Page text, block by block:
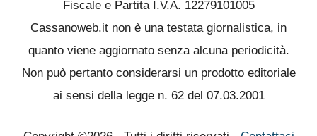
Fiscale e Partita I.V.A. 12279101005
Cassanoweb.it non è una testata giornalistica, in
quanto viene aggiornato senza alcuna periodicità.
Non può pertanto considerarsi un prodotto editoriale
ai sensi della legge n. 62 del 07.03.2001